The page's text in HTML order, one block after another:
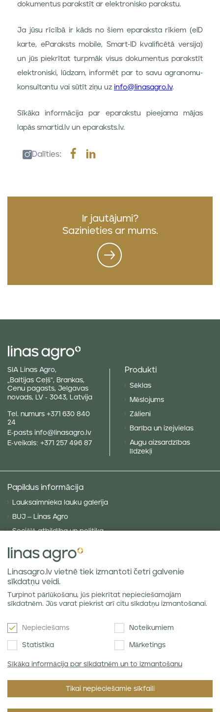
dokumentus parakstīt ar elektronisko parakstu.
Ja jūsu rīcībā ir kāds no šiem eparaksta rīkiem (eID
karte, eParaksts mobile, Smart-ID kvalificētā versija)
un jūs piekrītat turpmāk visus dokumentus parakstīt
elektroniski, lūdzam, informēt par to savu agranomu-
konsultantu vai sūtīt ziņu uz info@linasagro.lv.
Sīkāka informācija par eparakstu pieejama mājas
lapās smartid.lv un eparaksts.lv.
Dalīties:
Ir jautājumi?
Sazinieties ar mums.
SIA Linas Agro,
„Baltijas Ceļš“, Brankas,
Cenu pagasts, Jelgavas
novads, LV - 3043, Latvija
Tel. numurs +371 630 840
24
E-pasts info@linasagro.lv
E-veikals: +371 257 496 87
Produkti
Sēklas
Mēslojums
Zālieni
Barība un izejvielas
Augu aizsardzības
līdzekļi
Papildus informācija
Lauksaimnieka lauku galerija
BUJ – Linas Agro
Sociālā atbildība un politika
Sīkdatņu politika
VISPĀRĪGIE NOTEIKUMI
Labības tirgus atsauksmes
Jaunumi e-pastā
Linasagro.lv vietnē tiek izmantoti četri galvenie
sīkdatņu veidi.
Turpinot pārlūkošanu, jūs piekrītat nepieciešamajām
sīkdatnēm. Jūs varat piekrist arī citu sīkdatņu izmantošanai.
Nepieciešams Noteikumiem
Statistika Mārketings
Sīkāka informācija par sīkdatnēm un to izmantošanu
Tikai nepieciešamie sīkfaili